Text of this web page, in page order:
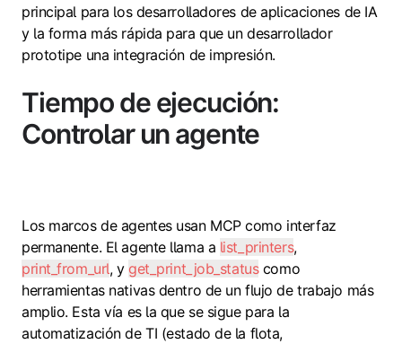
principal para los desarrolladores de aplicaciones de IA
y la forma más rápida para que un desarrollador
prototipe una integración de impresión.
Tiempo de ejecución:
Controlar un agente
Los marcos de agentes usan MCP como interfaz
permanente. El agente llama a list_printers,
print_from_url, y get_print_job_statuscomo
herramientas nativas dentro de un flujo de trabajo más
amplio. Esta vía es la que se sigue para la
automatización de TI (estado de la flota,